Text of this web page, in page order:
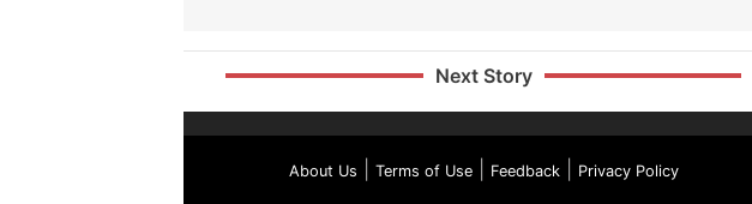
Next Story
About Us Terms of Use| Feedback| Privacy Policy